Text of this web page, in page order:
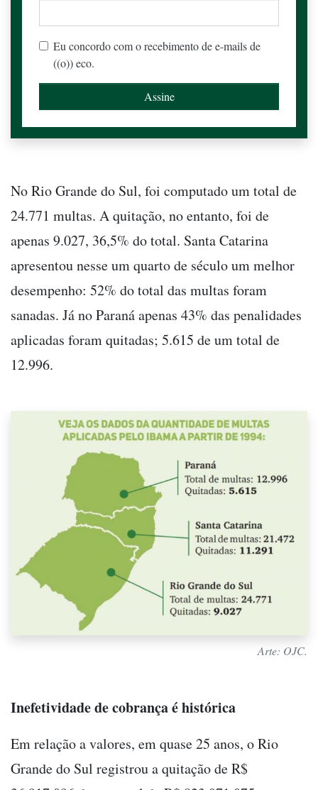
Eu concordo com o recebimento de e-mails de
((o)) eco.
No Rio Grande do Sul, foi computado um total de
24.771 multas. A quitação, no entanto, foi de
apenas 9.027, 36,5% do total. Santa Catarina
apresentou nesse um quarto de século um melhor
desempenho: 52% do total das multas foram
sanadas. Já no Paraná apenas 43% das penalidades
aplicadas foram quitadas; 5.615 de um total de
12.996.
Arte: OJC.
Inefetividade de cobrança é histórica
Em relação a valores, em quase 25 anos, o Rio
Grande do Sul registrou a quitação de R$